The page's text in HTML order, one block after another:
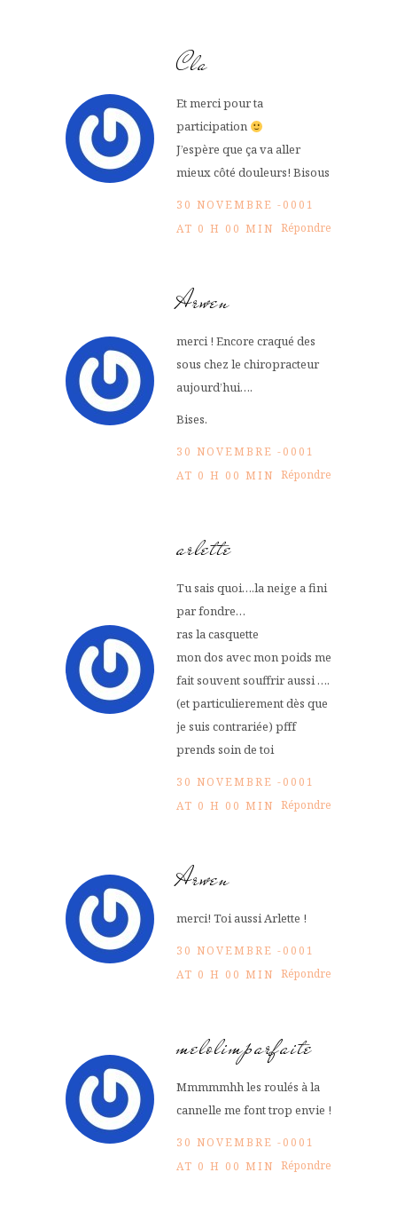
Cla
Et merci pour ta
participation
J’espère que ça va aller
mieux côté douleurs! Bisous
30 NOVEMBRE -0001
AT 0 H 00 MIN Répondre
Arwen
merci ! Encore craqué des
sous chez le chiropracteur
aujourd’hui….
Bises.
30 NOVEMBRE -0001
AT 0 H 00 MIN Répondre
arlette
Tu sais quoi….la neige a fini
par fondre…
ras la casquette
mon dos avec mon poids me
fait souvent souffrir aussi ….
(et particulierement dès que
je suis contrariée) pfff
prends soin de toi
30 NOVEMBRE -0001
AT 0 H 00 MIN Répondre
Arwen
merci! Toi aussi Arlette !
30 NOVEMBRE -0001
AT 0 H 00 MIN Répondre
melolimparfaite
Mmmmmhh les roulés à la
cannelle me font trop envie !
30 NOVEMBRE -0001
AT 0 H 00 MIN Répondre